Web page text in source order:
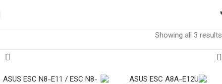
Showing all 3 results